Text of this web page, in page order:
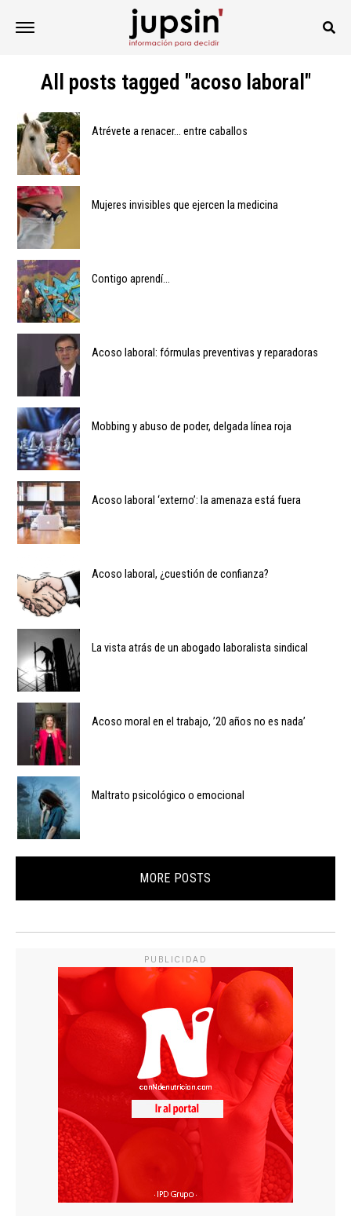
All posts tagged "acoso laboral"
Atrévete a renacer… entre caballos
Mujeres invisibles que ejercen la medicina
Contigo aprendí…
Acoso laboral: fórmulas preventivas y reparadoras
Mobbing y abuso de poder, delgada línea roja
Acoso laboral ‘externo’: la amenaza está fuera
Acoso laboral, ¿cuestión de confianza?
La vista atrás de un abogado laboralista sindical
Acoso moral en el trabajo, ’20 años no es nada’
Maltrato psicológico o emocional
MORE POSTS
PUBLICIDAD